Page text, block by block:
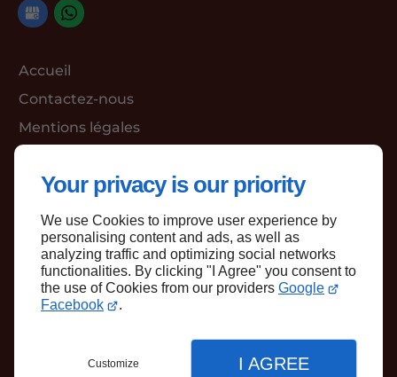
Your privacy is our priority
We use Cookies to improve user experience by
personalising content and ads, as well as
analyzing traffic and optimizing social networks
functionalities. By clicking "I Agree" you consent to
the use of Cookies from our providers Google
Facebook
.
Customize I AGREE
Accueil
Contactez-nous
Mentions légales
Haut de page